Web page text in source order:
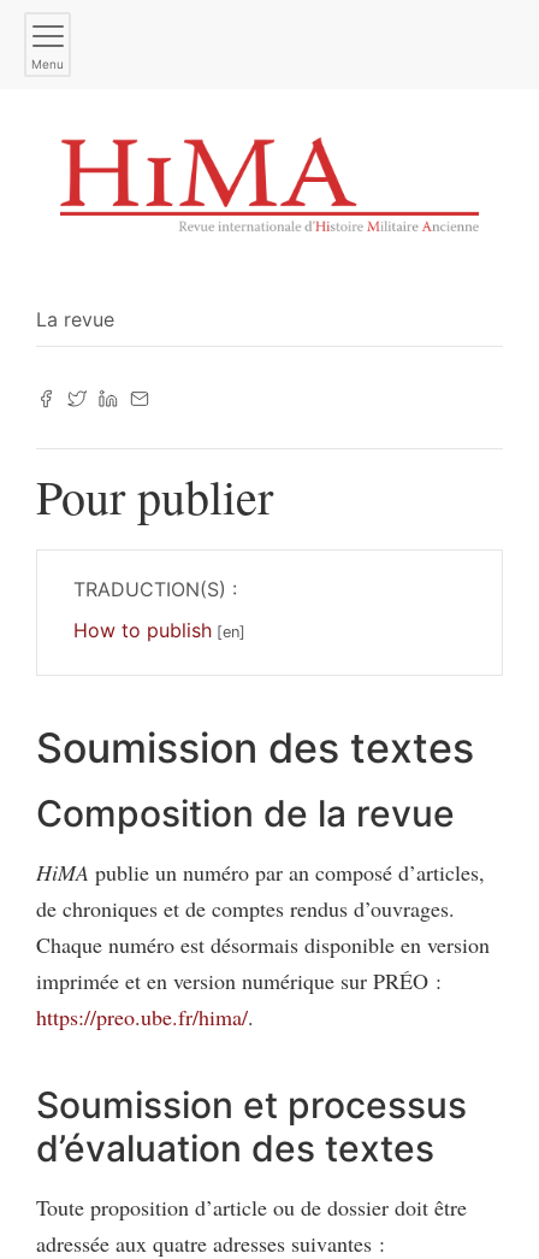
Menu
La revue
Pour publier
TRADUCTION(S) :
How to publish
Soumission des textes
Composition de la revue
HiMA publie un numéro par an composé d’articles,
de chroniques et de comptes rendus d’ouvrages.
Chaque numéro est désormais disponible en version
imprimée et en version numérique sur PRÉO :
https://preo.ube.fr/hima/.
Soumission et processus
d’évaluation des textes
Toute proposition d’article ou de dossier doit être
adressée aux quatre adresses suivantes :